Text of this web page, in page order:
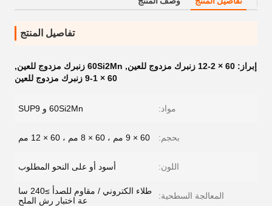
تفاصيل المنتج
إبراز: 60 × 12-2 زنبرك مزدوج للعين , 60Si2Mn زنبرك مزدوج للعين
,
60 × 9-1 زنبرك مزدوج للعين
مواد: 60Si2Mn و SUP9
بحجم: 60 × 9 مم ، 60 × 8 مم ، 60 × 12 مم
اللون: أسود أو على النحو المطلوب
المعالجة السطحية:
طلاء الكتروني / مقاوم للصدأ ≥240 سا
عة اختبار رش الملح